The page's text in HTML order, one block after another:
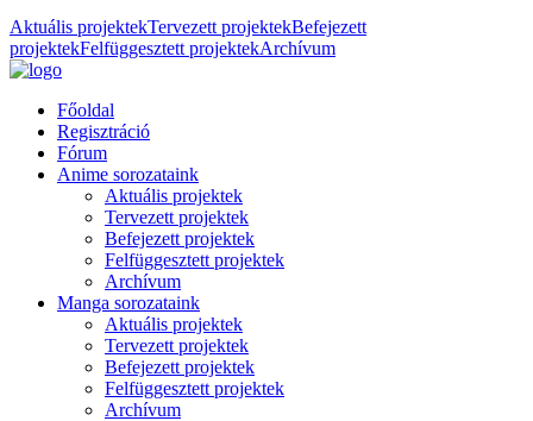
Aktuális projektekTervezett projektekBefejezett
projektekFelfüggesztett projektekArchívum
Főoldal
Regisztráció
Fórum
Anime sorozataink
Aktuális projektek
Tervezett projektek
Befejezett projektek
Felfüggesztett projektek
Archívum
Manga sorozataink
Aktuális projektek
Tervezett projektek
Befejezett projektek
Felfüggesztett projektek
Archívum